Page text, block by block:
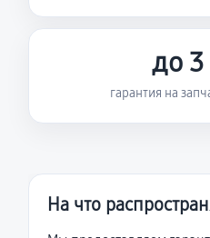
до
гарантия на
На что